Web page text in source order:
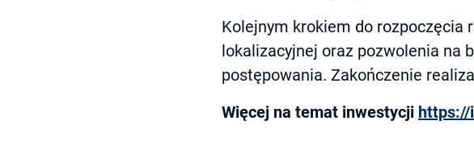
Kolejnym krokiem do rozpoczęcia
lokalizacyjnej oraz pozwolenia na
postępowania. Zakończenie
Więcej na temat inwestycji https://